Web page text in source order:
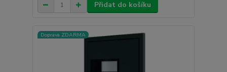
Přidat do košíku
Doprava ZDARMA